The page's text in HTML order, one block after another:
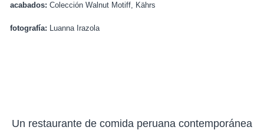
acabados: Colección Walnut Motiff, Kährs
fotografía: Luanna Irazola
Un restaurante de comida peruana contemporánea